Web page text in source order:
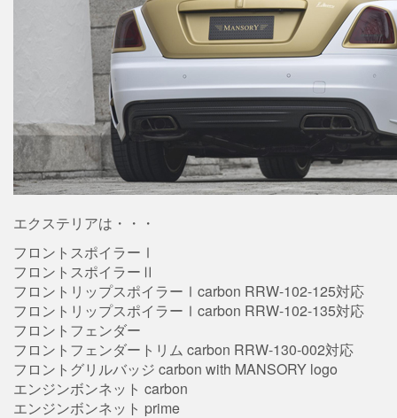
エクステリアは・・・
フロントスポイラーⅠ
フロントスポイラーⅡ
フロントリップスポイラーⅠcarbon RRW-102-125対応
フロントリップスポイラーⅠcarbon RRW-102-135対応
フロントフェンダー
フロントフェンダートリム carbon RRW-130-002対応
フロントグリルバッジ carbon with MANSORY logo
エンジンボンネット carbon
エンジンボンネット prime